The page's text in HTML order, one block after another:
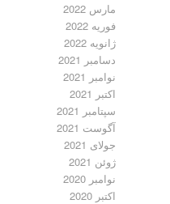
مارس 2022
فوریه 2022
ژانویه 2022
دسامبر 2021
نوامبر 2021
اکتبر 2021
سپتامبر 2021
آگوست 2021
جولای 2021
ژوئن 2021
نوامبر 2020
اکتبر 2020